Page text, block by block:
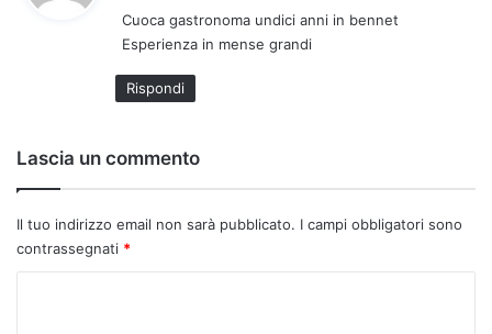
e
t
t
o
Cuoca gastronoma undici anni in bennet
Esperienza in mense grandi
Rispondi
Lascia un commento
Il tuo indirizzo email non sarà pubblicato. I campi obbligatori sono
contrassegnati *